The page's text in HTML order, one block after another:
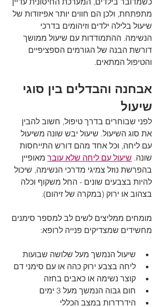
מתפתחת, ולכן הם חווים יותר אפיזודות של
שיעול בלילה ילדים וזיהומים בדרכי
הנשימה. ההתמודדות עם שיעול ממושך
דורשת הבנה של הגורמים הספציפיים
והטיפול המתאים.
אבחנה והבדלים בין סוגי
שיעול
לפני שבוחרים בדרך טיפול, חשוב להבין
את סוג השיעול. שיעול יבש שונה משיעול
עם ליחה, וכל אחד מהם דורש התייחסות
שונה. שיעול עם ליחה שלא עובר מאופיין
בהפרשת נוזל צמיגי מדרכי הנשימה, שיכול
להיות בצבעים שונים - החל משקוף וכלה
בצהוב או ירוק (במקרה של זיהום).
מומחים ממליצים לשים לב למספר סימנים
מחשידים שמצדיקים פנייה לרופא:
שיעול הנמשך מעל שלושה שבועות
ליחה בצבע ירוק כהה או עם סימני דם
קוצר נשימה או כאבים בחזה
חום גבוה הנמשך מעל 3 ימים
הידרדרות במצב הכללי